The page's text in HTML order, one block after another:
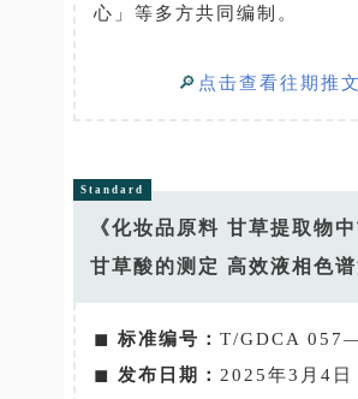
心」等多方共同编制。
🔎 点击查看往期推文
Standard
《化妆品原料 甘草提取物
甘草酸的测定 高效液相色谱
◼ 标准编号： T/GDCA
◼
发布日期： 2025年3月4日